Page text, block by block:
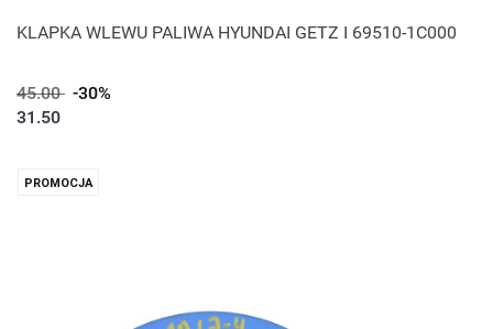
KLAPKA WLEWU PALIWA HYUNDAI GETZ I 69510-1C000
45.00 -30%
31.50
PROMOCJA